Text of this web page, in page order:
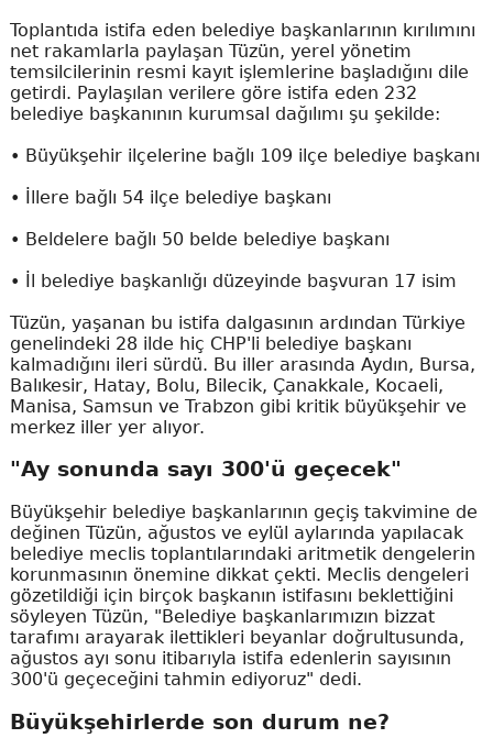
Toplantıda istifa eden belediye başkanlarının kırılımını
net rakamlarla paylaşan Tüzün, yerel yönetim
temsilcilerinin resmi kayıt işlemlerine başladığını dile
getirdi. Paylaşılan verilere göre istifa eden 232
belediye başkanının kurumsal dağılımı şu şekilde:
• Büyükşehir ilçelerine bağlı 109 ilçe belediye başkanı
• İllere bağlı 54 ilçe belediye başkanı
• Beldelere bağlı 50 belde belediye başkanı
• İl belediye başkanlığı düzeyinde başvuran 17 isim
Tüzün, yaşanan bu istifa dalgasının ardından Türkiye
genelindeki 28 ilde hiç CHP'li belediye başkanı
kalmadığını ileri sürdü. Bu iller arasında Aydın, Bursa,
Balıkesir, Hatay, Bolu, Bilecik, Çanakkale, Kocaeli,
Manisa, Samsun ve Trabzon gibi kritik büyükşehir ve
merkez iller yer alıyor.
"Ay sonunda sayı 300'ü geçecek"
Büyükşehir belediye başkanlarının geçiş takvimine de
değinen Tüzün, ağustos ve eylül aylarında yapılacak
belediye meclis toplantılarındaki aritmetik dengelerin
korunmasının önemine dikkat çekti. Meclis dengeleri
gözetildiği için birçok başkanın istifasını beklettiğini
söyleyen Tüzün, "Belediye başkanlarımızın bizzat
tarafımı arayarak ilettikleri beyanlar doğrultusunda,
ağustos ayı sonu itibarıyla istifa edenlerin sayısının
300'ü geçeceğini tahmin ediyoruz" dedi.
Büyükşehirlerde son durum ne?